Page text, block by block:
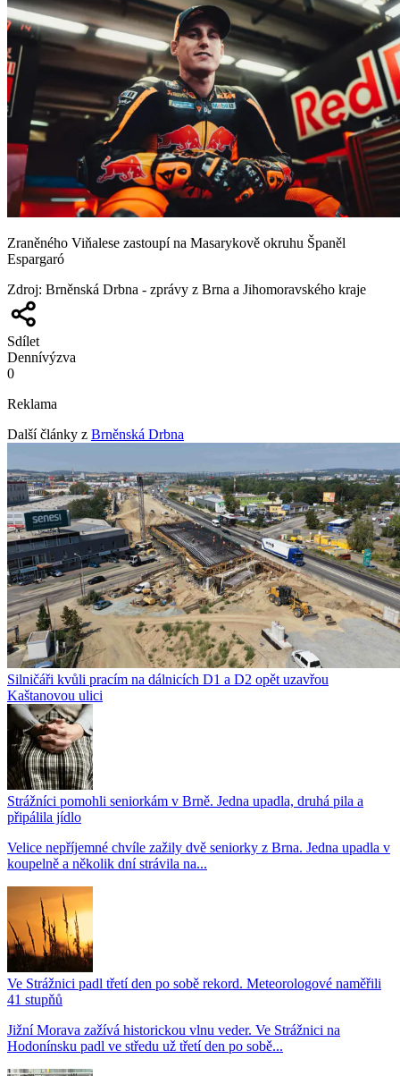
Zraněného Viňalese zastoupí na Masarykově okruhu Španěl
Espargaró
Zdroj: Brněnská Drbna - zprávy z Brna a Jihomoravského kraje
Sdílet
Dennívýzva
0
Reklama
Další články z Brněnská Drbna
Silničáři kvůli pracím na dálnicích D1 a D2 opět uzavřou
Kaštanovou ulici
Strážníci pomohli seniorkám v Brně. Jedna upadla, druhá pila a
připálila jídlo
Velice nepříjemné chvíle zažily dvě seniorky z Brna. Jedna upadla v
koupelně a několik dní strávila na...
Ve Strážnici padl třetí den po sobě rekord. Meteorologové naměřili
41 stupňů
Jižní Morava zažívá historickou vlnu veder. Ve Strážnici na
Hodonínsku padl ve středu už třetí den po sobě...